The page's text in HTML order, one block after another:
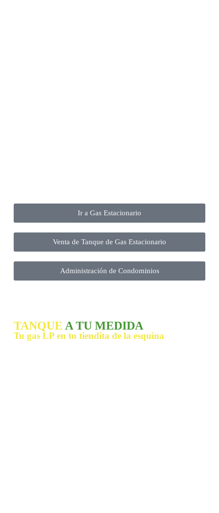
Ir a Gas Estacionario
Venta de Tanque de Gas Estacionario
Administración de Condominios
TANQUE A TU MEDIDA
Tu gas LP en tu tiendita de la esquina